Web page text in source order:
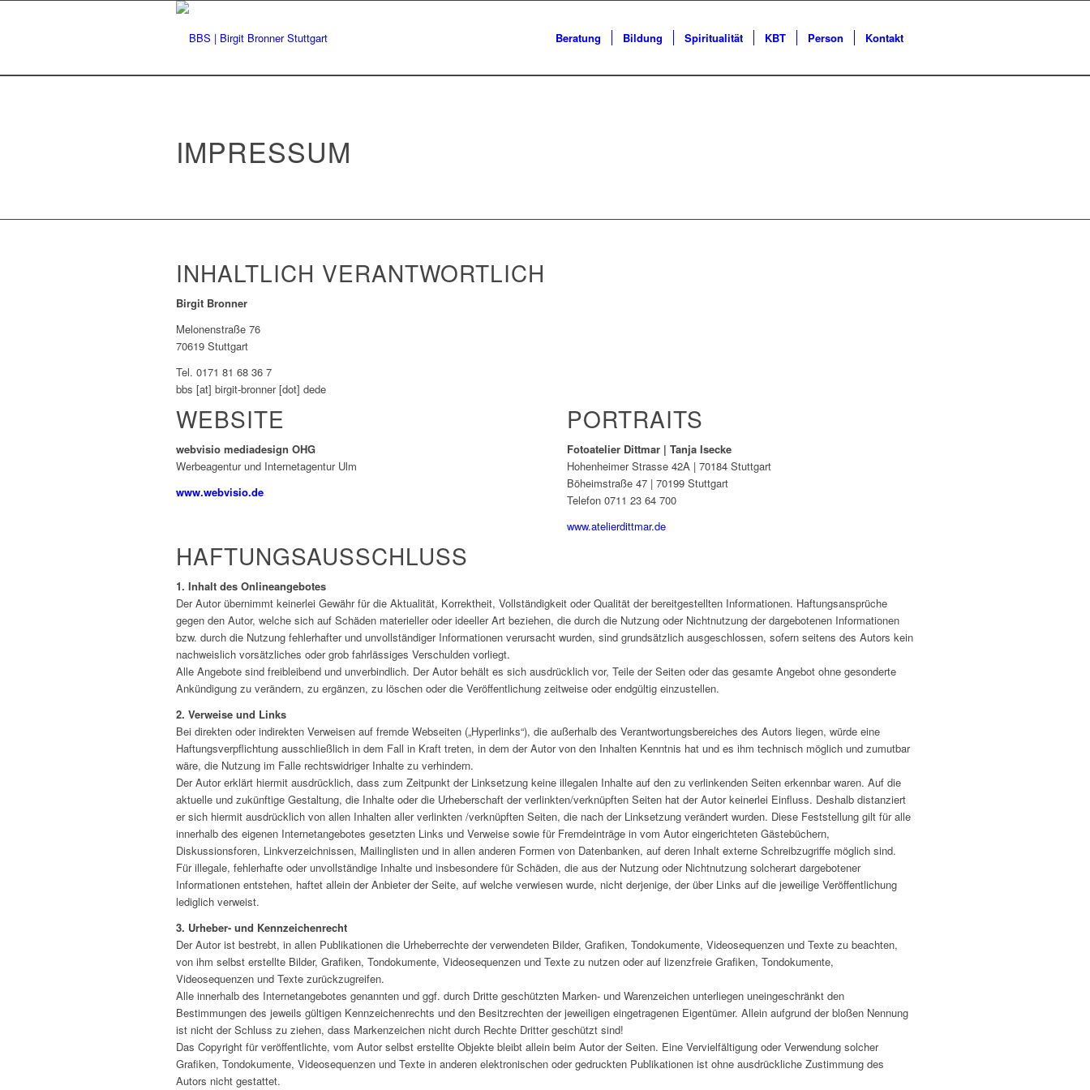
Beratung Bildung Spiritualität KBT Person Kontakt
IMPRESSUM
INHALTLICH VERANTWORTLICH
Birgit Bronner
Melonenstraße 76
70619 Stuttgart
Tel. 0171 81 68 36 7
bbs [at] birgit-bronner [dot] dede
WEBSITE
webvisio mediadesign OHG
Werbeagentur und Internetagentur Ulm
www.webvisio.de
PORTRAITS
Fotoatelier Dittmar | Tanja Isecke
Hohenheimer Strasse 42A | 70184 Stuttgart
Böheimstraße 47 | 70199 Stuttgart
Telefon 0711 23 64 700
www.atelierdittmar.de
HAFTUNGSAUSSCHLUSS
1. Inhalt des Onlineangebotes
Der Autor übernimmt keinerlei Gewähr für die Aktualität, Korrektheit, Vollständigkeit oder Qualität der bereitgestellten Informationen. Haftungsansprüche
gegen den Autor, welche sich auf Schäden materieller oder ideeller Art beziehen, die durch die Nutzung oder Nichtnutzung der dargebotenen Informationen
bzw. durch die Nutzung fehlerhafter und unvollständiger Informationen verursacht wurden, sind grundsätzlich ausgeschlossen, sofern seitens des Autors kein
nachweislich vorsätzliches oder grob fahrlässiges Verschulden vorliegt.
Alle Angebote sind freibleibend und unverbindlich. Der Autor behält es sich ausdrücklich vor, Teile der Seiten oder das gesamte Angebot ohne gesonderte
Ankündigung zu verändern, zu ergänzen, zu löschen oder die Veröffentlichung zeitweise oder endgültig einzustellen.
2. Verweise und Links
Bei direkten oder indirekten Verweisen auf fremde Webseiten („Hyperlinks“), die außerhalb des Verantwortungsbereiches des Autors liegen, würde eine
Haftungsverpflichtung ausschließlich in dem Fall in Kraft treten, in dem der Autor von den Inhalten Kenntnis hat und es ihm technisch möglich und zumutbar
wäre, die Nutzung im Falle rechtswidriger Inhalte zu verhindern.
Der Autor erklärt hiermit ausdrücklich, dass zum Zeitpunkt der Linksetzung keine illegalen Inhalte auf den zu verlinkenden Seiten erkennbar waren. Auf die
aktuelle und zukünftige Gestaltung, die Inhalte oder die Urheberschaft der verlinkten/verknüpften Seiten hat der Autor keinerlei Einfluss. Deshalb distanziert
er sich hiermit ausdrücklich von allen Inhalten aller verlinkten /verknüpften Seiten, die nach der Linksetzung verändert wurden. Diese Feststellung gilt für alle
innerhalb des eigenen Internetangebotes gesetzten Links und Verweise sowie für Fremdeinträge in vom Autor eingerichteten Gästebüchern,
Diskussionsforen, Linkverzeichnissen, Mailinglisten und in allen anderen Formen von Datenbanken, auf deren Inhalt externe Schreibzugriffe möglich sind.
Für illegale, fehlerhafte oder unvollständige Inhalte und insbesondere für Schäden, die aus der Nutzung oder Nichtnutzung solcherart dargebotener
Informationen entstehen, haftet allein der Anbieter der Seite, auf welche verwiesen wurde, nicht derjenige, der über Links auf die jeweilige Veröffentlichung
lediglich verweist.
3. Urheber- und Kennzeichenrecht
Der Autor ist bestrebt, in allen Publikationen die Urheberrechte der verwendeten Bilder, Grafiken, Tondokumente, Videosequenzen und Texte zu beachten,
von ihm selbst erstellte Bilder, Grafiken, Tondokumente, Videosequenzen und Texte zu nutzen oder auf lizenzfreie Grafiken, Tondokumente,
Videosequenzen und Texte zurückzugreifen.
Alle innerhalb des Internetangebotes genannten und ggf. durch Dritte geschützten Marken- und Warenzeichen unterliegen uneingeschränkt den
Bestimmungen des jeweils gültigen Kennzeichenrechts und den Besitzrechten der jeweiligen eingetragenen Eigentümer. Allein aufgrund der bloßen Nennung
ist nicht der Schluss zu ziehen, dass Markenzeichen nicht durch Rechte Dritter geschützt sind!
Das Copyright für veröffentlichte, vom Autor selbst erstellte Objekte bleibt allein beim Autor der Seiten. Eine Vervielfältigung oder Verwendung solcher
Grafiken, Tondokumente, Videosequenzen und Texte in anderen elektronischen oder gedruckten Publikationen ist ohne ausdrückliche Zustimmung des
Autors nicht gestattet.